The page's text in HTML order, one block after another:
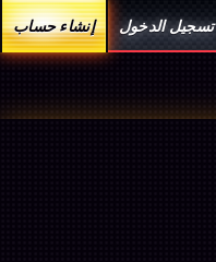
تسجيل الدخول إنشاء حساب